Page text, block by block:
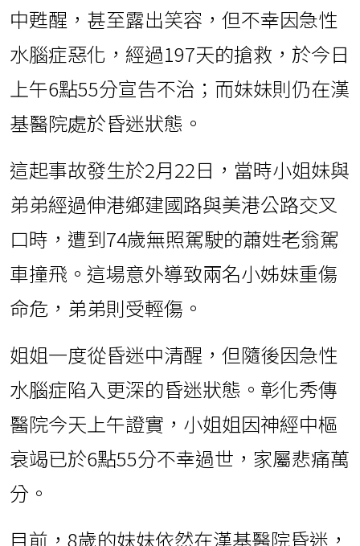
中甦醒，甚至露出笑容，但不幸因急性
水腦症惡化，經過197天的搶救，於今日
上午6點55分宣告不治；而妹妹則仍在漢
基醫院處於昏迷狀態。
這起事故發生於2月22日，當時小姐妹與
弟弟經過伸港鄉建國路與美港公路交叉
口時，遭到74歲無照駕駛的蕭姓老翁駕
車撞飛。這場意外導致兩名小姊妹重傷
命危，弟弟則受輕傷。
姐姐一度從昏迷中清醒，但隨後因急性
水腦症陷入更深的昏迷狀態。彰化秀傳
醫院今天上午證實，小姐姐因神經中樞
衰竭已於6點55分不幸過世，家屬悲痛萬
分。
目前，8歲的妹妹依然在漢基醫院昏迷，